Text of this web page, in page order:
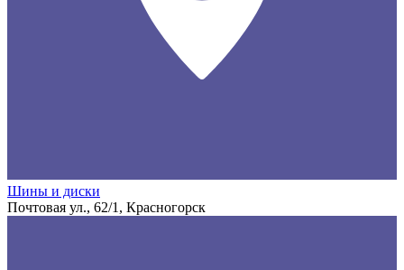
Шины и диски
Почтовая ул., 62/1, Красногорск